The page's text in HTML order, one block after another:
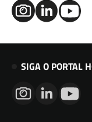
SIGA O PORTAL